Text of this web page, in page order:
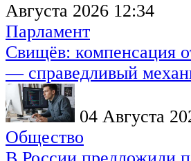
Августа 2026 12:34
Парламент
Свищёв: компенсация
— справедливый
04 Августа
Общество